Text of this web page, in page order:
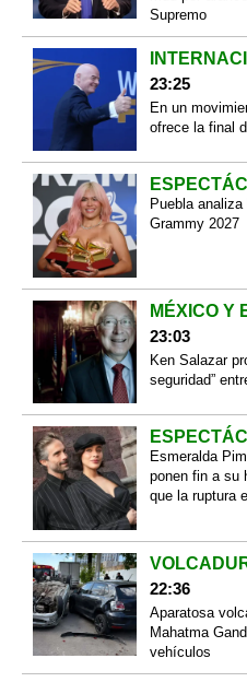
Supremo
23:25
En un
ofrece la final
Puebla
Grammy 2027
MÉXICO Y
23:03
Ken Salazar
seguridad”
Esmeralda
ponen fin a su
que la ruptura
22:36
Aparatosa
Mahatma
vehículos